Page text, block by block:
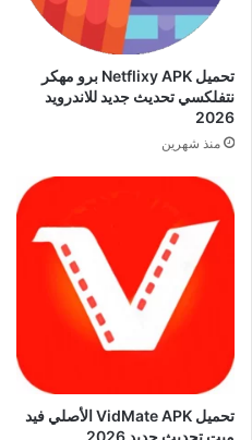
تحميل Netflixy APK برو مهكر
نتفلكسي تحديث جديد للاندرويد
2026
منذ شهرين
تحميل VidMate APK الأصلي فيد
ميت تحديث جديد 2026